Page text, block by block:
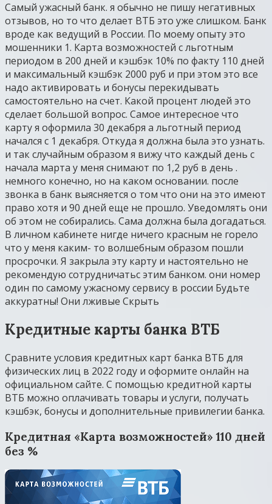
Самый ужасный банк. я обычно не пишу негативных
отзывов, но то что делает ВТБ это уже слишком. Банк
вроде как ведущий в России. По моему опыту это
мошенники 1. Карта возможностей с льготным
периодом в 200 дней и кэшбэк 10% по факту 110 дней
и максимальный кэшбэк 2000 руб и при этом это все
надо активировать и бонусы перекидывать
самостоятельно на счет. Какой процент людей это
сделает большой вопрос. Самое интересное что
карту я оформила 30 декабря а льготный период
начался с 1 декабря. Откуда я должна была это узнать.
и так случайным образом я вижу что каждый день с
начала марта у меня снимают по 1,2 руб в день .
немного конечно, но на каком основании. после
звонка в банк выясняется о том что они на это имеют
право хотя и 90 дней еще не прошло. Уведомлять они
об этом не собирались. Сама должна была догадаться.
В личном кабинете нигде ничего красным не горело
что у меня каким- то волшебным образом пошли
просрочки. Я закрыла эту карту и настоятельно не
рекомендую сотрудничатьс этим банком. они номер
один по самому ужасному сервису в россии Будьте
аккуратны! Они лживые Скрыть
Кредитные карты банка ВТБ
Сравните условия кредитных карт банка ВТБ для
физических лиц в 2022 году и оформите онлайн на
официальном сайте. С помощью кредитной карты
ВТБ можно оплачивать товары и услуги, получать
кэшбэк, бонусы и дополнительные привилегии банка.
Кредитная «Карта возможностей» 110 дней
без %